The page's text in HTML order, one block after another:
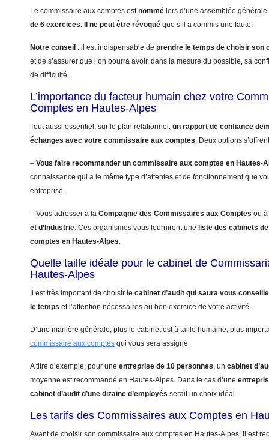
Le commissaire aux comptes estnommé lors d’une assemblée
de 6 exercices.
Il ne peut être révoqué que s’il a commis une faute.
Notre conseil : il est indispensable de prendre le temps de choisir son
et de s’assurer que l’on pourra avoir, dans la mesure du possible, sa
de difficulté.
L’importance du facteur humain chez votre
Comptes en Hautes-Alpes
Tout aussi essentiel, sur le plan relationnel, un rapport de confiance
échanges avec votre commissaire aux comptes. Deux options
– Vous faire recommander un commissaire aux comptes en Hautes-
connaissance qui a le même type d’attentes et de fonctionnement que
entreprise.
– Vous adresser à la Compagnie des Commissaires aux Comptes ou
et d’Industrie. Ces organismes vous fourniront une liste des cabinets
comptes en Hautes-Alpes.
Quelle taille idéale pour le cabinet de
Hautes-Alpes
Il est très important de choisir le cabinet d’audit qui saura vous
le temps et l’attention nécessaires au bon exercice de votre activité.
D’une manière générale, plus le cabinet est à taille humaine, plus
commissaire aux comptes qui vous sera assigné.
A titre d’exemple, pour une entreprise de 10 personnes, un cabinet
moyenne est recommandé en Hautes-Alpes. Dans le cas d’une
cabinet d’audit d’une dizaine d’employés serait un choix idéal.
Les tarifs des Commissaires aux Comptes en
Avant de choisir son commissaire aux comptes en Hautes-Alpes, il est